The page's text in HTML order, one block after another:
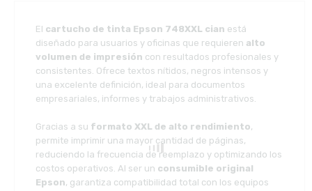
El cartucho de tinta Epson 748XXL cian está
diseñado para usuarios y oficinas que requieren alto
volumen de impresión con resultados profesionales y
consistentes. Ofrece textos nítidos, negros intensos y
una excelente definición, ideal para documentos
empresariales, informes y trabajos administrativos.
Gracias a su formato XXL de alto rendimiento,
permite imprimir una mayor cantidad de páginas,
reduciendo la frecuencia de reemplazo y optimizando los
costos operativos. Al ser un consumible original
Epson, garantiza compatibilidad total con los equipos